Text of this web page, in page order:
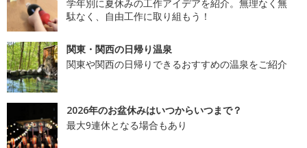
学年別に夏休みの工作アイデアを紹介。無理なく無
駄なく、自由工作に取り組もう！
関東・関西の日帰り温泉
関東や関西の日帰りできるおすすめの温泉をご紹介
2026年のお盆休みはいつからいつまで？
最大9連休となる場合もあり